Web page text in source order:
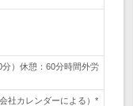
）休憩：60分時間外労
社カレンダーによる）*